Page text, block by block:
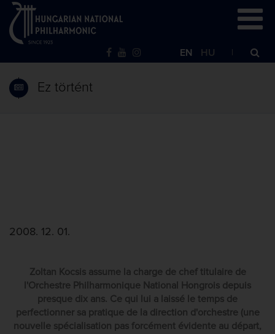
EN HU
Ez történt
2008. 12. 01.
Zoltan Kocsis assume la charge de chef titulaire de
l'Orchestre Philharmonique National Hongrois depuis
presque dix ans. Ce qui lui a laissé le temps de
perfectionner sa pratique de la direction d'orchestre (une
nouvelle spécialisation pas forcément évidente au départ,